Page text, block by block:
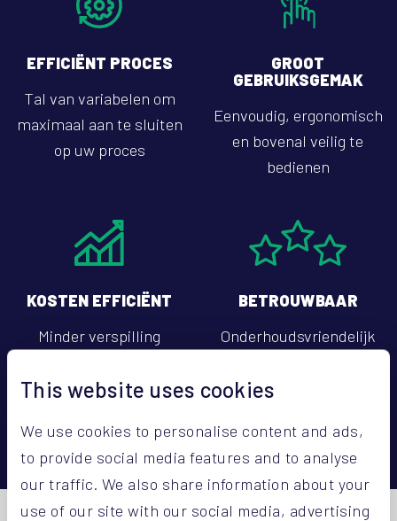
This website uses cookies
We use cookies to personalise content and ads,
to provide social media features and to analyse
our traffic. We also share information about your
use of our site with our social media, advertising
EFFICIËNT PROCES
Tal van variabelen om
maximaal aan te sluiten
op uw proces
GROOT
GEBRUIKSGEMAK
Eenvoudig, ergonomisch
en bovenal veilig te
bedienen
KOSTEN EFFICIËNT
Minder verspilling
vulproces
BETROUWBAAR
Onderhoudsvriendelijk
percentage